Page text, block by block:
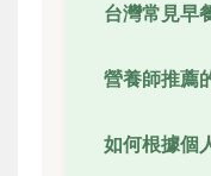
台灣常見早
營養師推薦
如何根據個